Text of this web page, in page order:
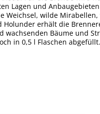
Lagen und
Weichsel, wilde
Holunder erhält die
wachsenden Bäume und
in 0,5 l Flaschen abgefüllt.